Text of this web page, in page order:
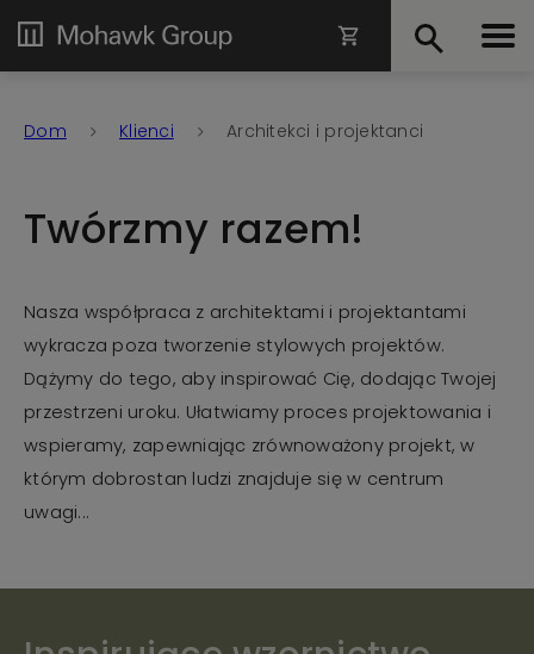
Dom Klienci Architekci i projektanci
Twórzmy razem!
Nasza współpraca z architektami i projektantami
wykracza poza tworzenie stylowych projektów.
Dążymy do tego, aby inspirować Cię, dodając Twojej
przestrzeni uroku. Ułatwiamy proces projektowania i
wspieramy, zapewniając zrównoważony projekt, w
którym dobrostan ludzi znajduje się w centrum
uwagi...